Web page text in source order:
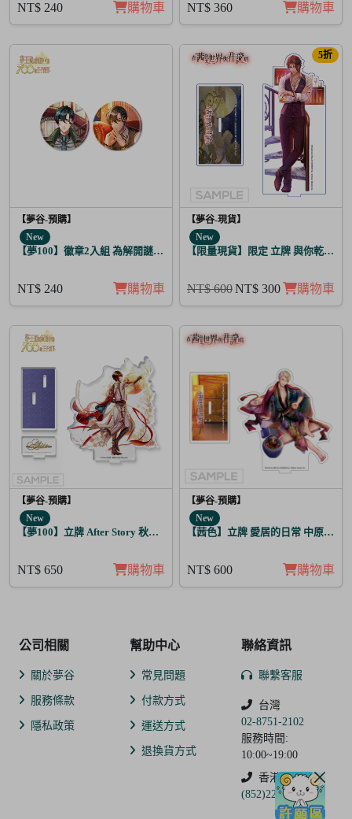
NT$ 240 購物車 NT$ 360 購物車
【夢谷-預購】
New
【夢100】徽章2入組 為解開謎題的妳施加愛的魔法 堤歐朵爾
NT$ 240 購物車
5折
【夢谷-現貨】
New
【限量現貨】限定 立牌 與你乾杯 德
NT$ 600NT$ 300 購物車
【夢谷-預購】
New
【夢100】立牌 After Story 秋人 日覺
NT$ 650 購物車
【夢谷-預購】
New
【茜色】立牌 愛居的日常 中原中也
NT$ 600 購物車
公司相關
關於夢谷
服務條款
隱私政策
幫助中心
常見問題
付款方式
運送方式
退換貨方式
聯絡資訊
聯繫客服
台灣
02-8751-2102
服務時間:
10:00~19:00
香港
(852)2250-9311